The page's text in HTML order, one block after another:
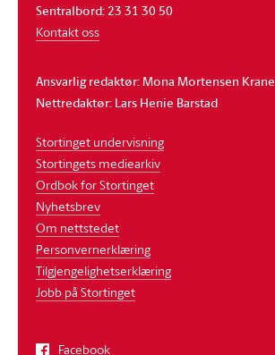
Sentralbord: 23 31 30 50
Kontakt oss
Ansvarlig redaktør: Mona Mortensen Krane
Nettredaktør: Lars Henie Barstad
Stortinget undervisning
Stortingets mediearkiv
Ordbok for Stortinget
Nyhetsbrev
Om nettstedet
Personvernerklæring
Tilgjengelighetserklæring
Jobb på Stortinget
Facebook